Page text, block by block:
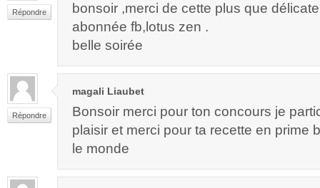
Répondre
bonsoir ,merci de cette plus que
abonnée fb,lotus zen .
belle soirée
Répondre
magali Liaubet
Bonsoir merci pour ton concours je
plaisir et merci pour ta recette en prime
le monde